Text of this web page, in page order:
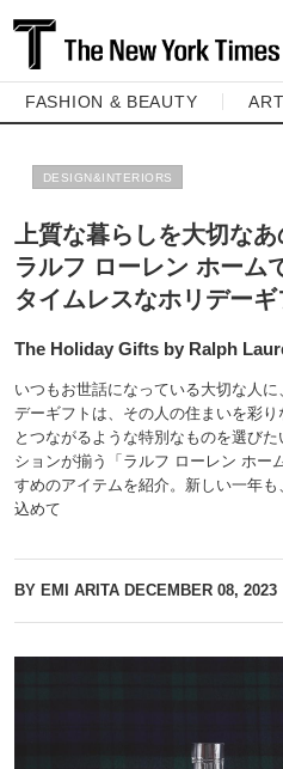
FASHION & BEAUTY
DESIGN&INTERIORS
上質な暮らしを大切な
ラルフ ローレン ホーム
タイムレスなホリデーギ
The Holiday Gifts by Ralph
いつもお世話になっている大切な人
デーギフトは、その人の住まいを彩
とつながるような特別なものを選び
ションが揃う「ラルフ ローレン ホー
すめのアイテムを紹介。新しい一年
込めて
BY EMI ARITA DECEMBER 08, 2023